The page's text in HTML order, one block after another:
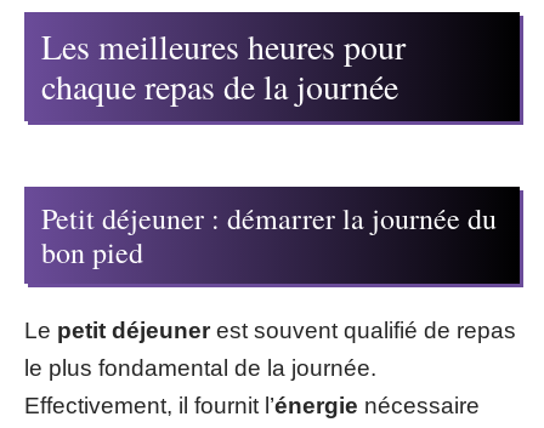
Les meilleures heures pour
chaque repas de la journée
Petit déjeuner : démarrer la journée du
bon pied
Le petit déjeunerest souvent qualifié de repas
le plus fondamental de la journée.
Effectivement, il fournit l’énergie nécessaire